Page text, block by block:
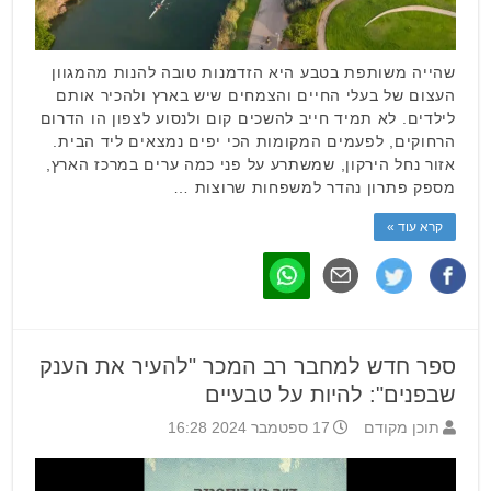
שהייה משותפת בטבע היא הזדמנות טובה להנות מהמגוון
העצום של בעלי החיים והצמחים שיש בארץ ולהכיר אותם
לילדים. לא תמיד חייב להשכים קום ולנסוע לצפון הו הדרום
הרחוקים, לפעמים המקומות הכי יפים נמצאים ליד הבית.
אזור נחל הירקון, שמשתרע על פני כמה ערים במרכז הארץ,
מספק פתרון נהדר למשפחות שרוצות …
קרא עוד »
ספר חדש למחבר רב המכר "להעיר את הענק
שבפנים": להיות על טבעיים
תוכן מקודם 17 ספטמבר 2024 16:28